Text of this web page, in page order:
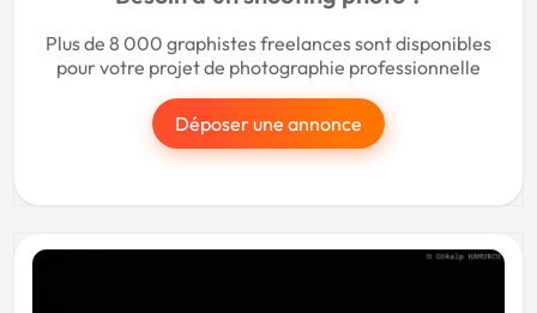
Plus de 8 000 graphistes freelances sont disponibles
pour votre projet de photographie professionnelle
Déposer une annonce